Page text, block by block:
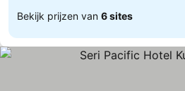
Bekijk prijzen van 6 sites